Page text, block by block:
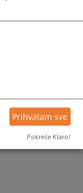
Prihvatam sve
Pokreće Klaro!